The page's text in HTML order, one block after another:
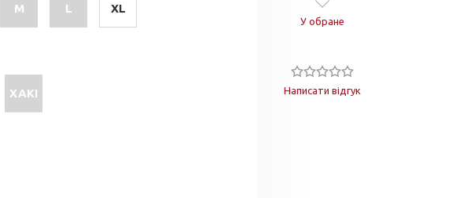
M L XL
ХАКІ
У обране
Написати відгук